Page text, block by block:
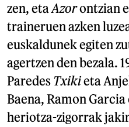
zen, etaAzorontzian
traineruen azken
euskaldunek egiten
agertzen den bezala.
Paredes Txikieta
Baena, Ramon Garcia
heriotza-zigorrak